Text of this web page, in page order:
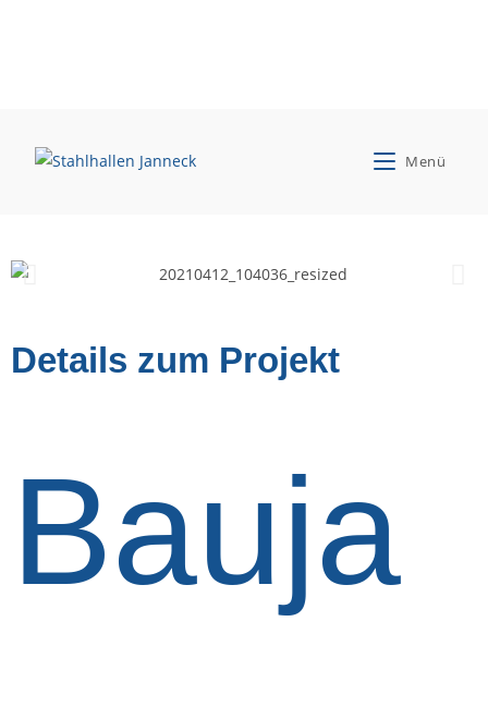
Menü
Kühling Fruchthandel KG
Details zum Projekt
Bauja